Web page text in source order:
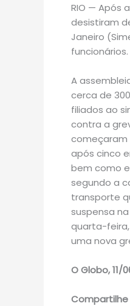
RIO — Após
desistiram
Janeiro
funcionários.
A
cerca de
filiados ao
contra a
começaram
após cinco
bem como
segundo a
transporte
suspensa
quarta-feira,
uma nova
O Globo, 11/
Compartilhe